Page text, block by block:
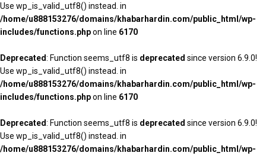
Use wp_is_valid_utf8() instead. in
/home/u888153276/domains/khabarhardin.com/public_html/wp-
includes/functions.phpon line 6170
Deprecated: Function seems_utf8 is deprecated since version 6.9.0!
Use wp_is_valid_utf8() instead. in
/home/u888153276/domains/khabarhardin.com/public_html/wp-
includes/functions.phpon line 6170
Deprecated: Function seems_utf8 is deprecated since version 6.9.0!
Use wp_is_valid_utf8() instead. in
/home/u888153276/domains/khabarhardin.com/public_html/wp-